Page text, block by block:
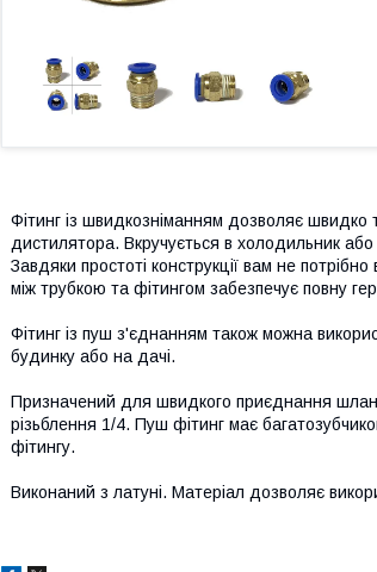
Фітинг із швидкозніманням дозволяє
дистилятора. Вкручується в холодильник
Завдяки простоті конструкції вам не
між трубкою та фітингом забезпечує повну
Фітинг із пуш з'єднанням також можна
будинку або на дачі.
Призначений для швидкого приєднання
різьблення 1/4. Пуш фітинг має
фітингу.
Виконаний з латуні. Матеріал дозволяє